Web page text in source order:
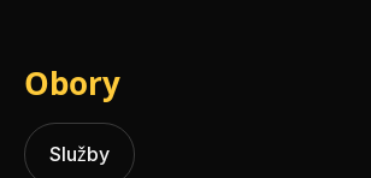
Obory
Služby